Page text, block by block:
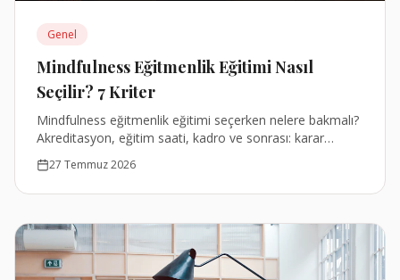
Genel
Mindfulness Eğitmenlik Eğitimi Nasıl
Seçilir? 7 Kriter
Mindfulness eğitmenlik eğitimi seçerken nelere bakmalı?
Akreditasyon, eğitim saati, kadro ve sonrası: karar
vermeni kolaylaştıran 7 kriter.
27 Temmuz 2026